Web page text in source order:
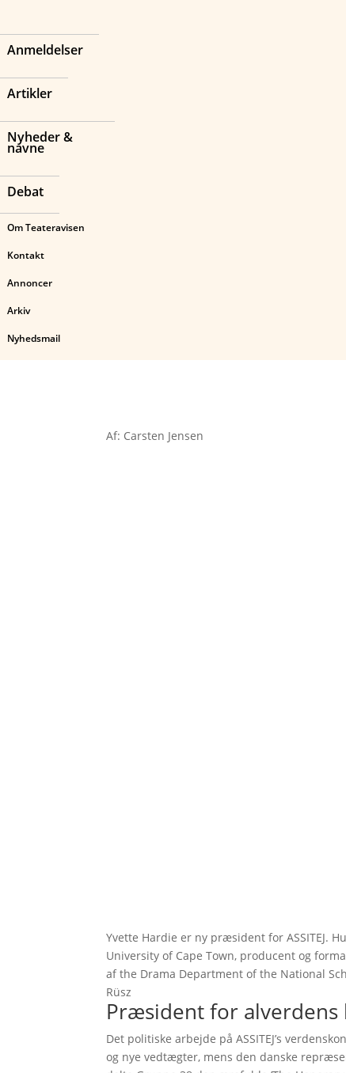
Anmeldelser
Artikler
Nyheder &
navne
Debat
Om Teateravisen
Kontakt
Annoncer
Arkiv
Nyhedsmail
Af: Carsten Jensen
Yvette Hardie er ny præsident for ASSITEJ.
University of Cape Town, producent og
af the Drama Department of the National
Rüsz
Præsident for
Det politiske arbejde på ASSITEJ’s
og nye vedtægter, mens den danske